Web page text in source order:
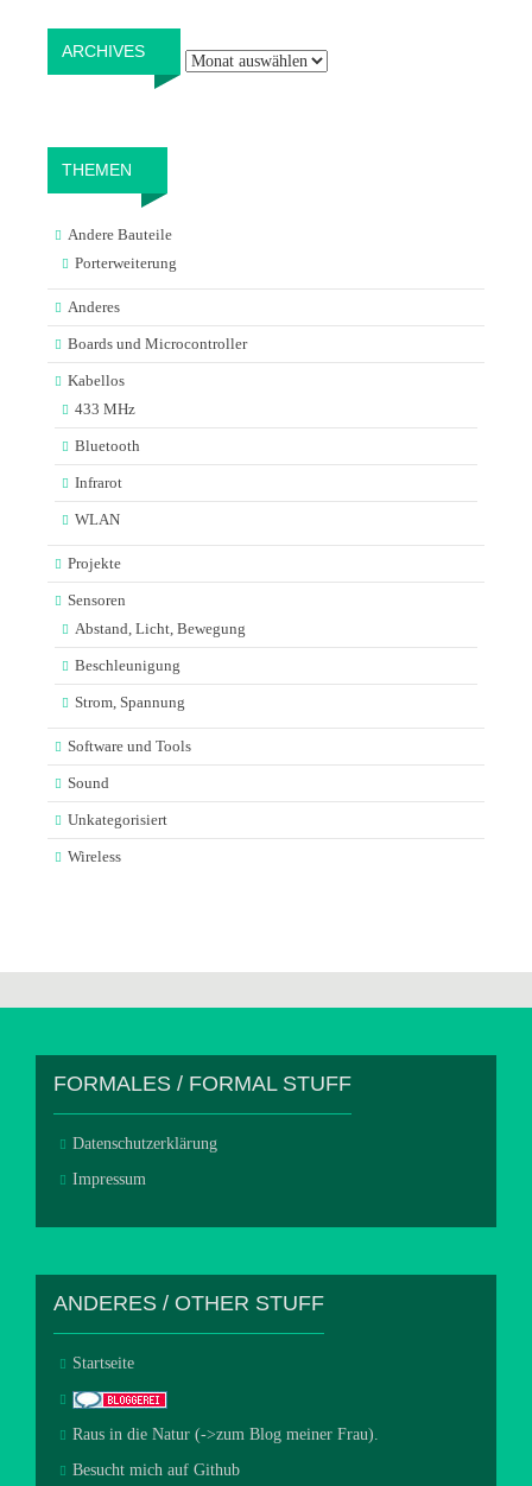
ARCHIVES
THEMEN
Andere Bauteile
Porterweiterung
Anderes
Boards und Microcontroller
Kabellos
433 MHz
Bluetooth
Infrarot
WLAN
Projekte
Sensoren
Abstand, Licht, Bewegung
Beschleunigung
Strom, Spannung
Software und Tools
Sound
Unkategorisiert
Wireless
FORMALES / FORMAL STUFF
Datenschutzerklärung
Impressum
ANDERES / OTHER STUFF
Startseite
Raus in die Natur (->zum Blog meiner Frau).
Besucht mich auf Github